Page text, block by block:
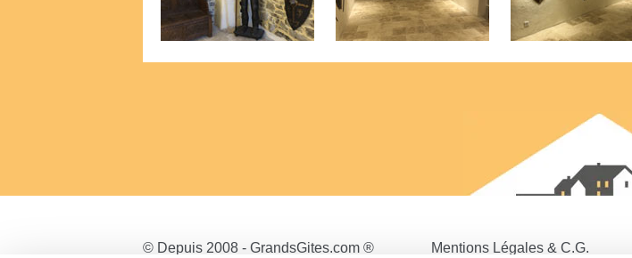
© Depuis 2008 - GrandsGites.com ® Mentions Légales & C.G.